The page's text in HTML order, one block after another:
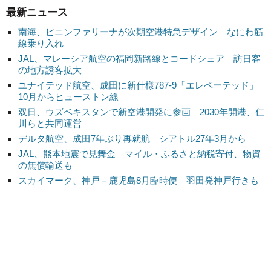
最新ニュース
南海、ピニンファリーナが次期空港特急デザイン なにわ筋
線乗り入れ
JAL、マレーシア航空の福岡新路線とコードシェア 訪日客
の地方誘客拡大
ユナイテッド航空、成田に新仕様787-9「エレベーテッド」
10月からヒューストン線
双日、ウズベキスタンで新空港開発に参画 2030年開港、仁
川らと共同運営
デルタ航空、成田7年ぶり再就航 シアトル27年3月から
JAL、熊本地震で見舞金 マイル・ふるさと納税寄付、物資
の無償輸送も
スカイマーク、神戸－鹿児島8月臨時便 羽田発神戸行きも